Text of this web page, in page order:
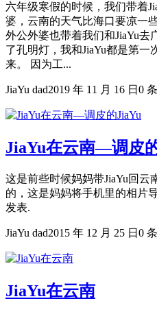
六年级寒假的时候，我们带着
婆，云南的天气比海口要凉一
外公外婆也带着我们和JiaYu去
了孔明灯，我和JiaYu都是第一
来。 因为工...
JiaYu dad2019 年 11 月 16 日 0
JiaYu在云南—调皮
这是前些时候妈妈带JiaYu回云
的，这是妈妈将手机里的相片
发表.
JiaYu dad2015 年 12 月 25 日 0
JiaYu在云南